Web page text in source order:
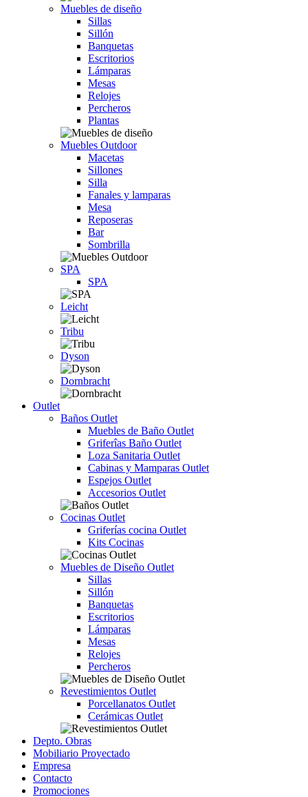
Muebles de diseño
Sillas
Sillón
Banquetas
Escritorios
Lámparas
Mesas
Relojes
Percheros
Plantas
Muebles Outdoor
Macetas
Sillones
Silla
Fanales y lamparas
Mesa
Reposeras
Bar
Sombrilla
SPA
SPA
Leicht
Tribu
Dyson
Dornbracht
Outlet
Baños Outlet
Muebles de Baño Outlet
Griferîas Baño Outlet
Loza Sanitaria Outlet
Cabinas y Mamparas Outlet
Espejos Outlet
Accesorios Outlet
Cocinas Outlet
Griferías cocina Outlet
Kits Cocinas
Muebles de Diseño Outlet
Sillas
Sillón
Banquetas
Escritorios
Lámparas
Mesas
Relojes
Percheros
Revestimientos Outlet
Porcellanatos Outlet
Cerámicas Outlet
Depto. Obras
Mobiliario Proyectado
Empresa
Contacto
Promociones